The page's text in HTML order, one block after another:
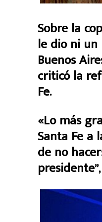
Sobre la
le dio ni un
Buenos
criticó la
Fe.
«Lo más
Santa Fe a
de no